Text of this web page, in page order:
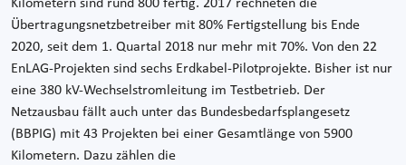
Kilometern sind rund 800 fertig. 2017 rechneten die
Übertragungsnetzbetreiber mit 80% Fertigstellung bis Ende
2020, seit dem 1. Quartal 2018 nur mehr mit 70%. Von den 22
EnLAG-Projekten sind sechs Erdkabel-Pilotprojekte. Bisher ist nur
eine 380 kV-Wechselstromleitung im Testbetrieb. Der
Netzausbau fällt auch unter das Bundesbedarfsplangesetz
(BBPIG) mit 43 Projekten bei einer Gesamtlänge von 5900
Kilometern. Dazu zählen die